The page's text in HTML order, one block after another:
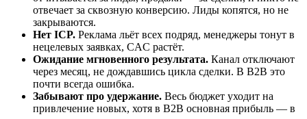
отвечает за сквозную конверсию. Лиды копятся, но не
закрываются.
Нет ICP. Реклама льёт всех подряд, менеджеры тонут в
нецелевых заявках, CAC растёт.
Ожидание мгновенного результата. Канал отключают
через месяц, не дождавшись цикла сделки. В B2B это
почти всегда ошибка.
Забывают про удержание. Весь бюджет уходит на
привлечение новых, хотя в B2B основная прибыль — в